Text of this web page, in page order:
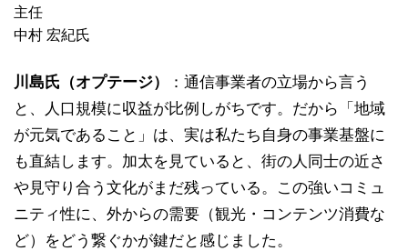
主任
中村 宏紀氏
川島氏（オプテージ）
：通信事業者の立場から言う
と、人口規模に収益が比例しがちです。だから「地域
が元気であること」は、実は私たち自身の事業基盤に
も直結します。加太を見ていると、街の人同士の近さ
や見守り合う文化がまだ残っている。この強いコミュ
ニティ性に、外からの需要（観光・コンテンツ消費な
ど）をどう繋ぐかが鍵だと感じました。